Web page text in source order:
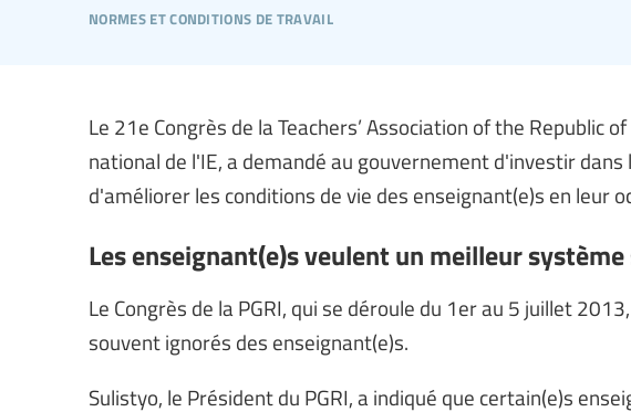
normes et conditions de travail
Le 21e Congrès de la Teachers’ Association of the Republic
national de l'IE, a demandé au gouvernement d'investir
d'améliorer les conditions de vie des enseignant(e)s en leur
Les enseignant(e)s veulent un meilleur
Le Congrès de la PGRI, qui se déroule du 1er au 5 juillet
souvent ignorés des enseignant(e)s.
Sulistyo, le Président du PGRI, a indiqué que certain(e)s